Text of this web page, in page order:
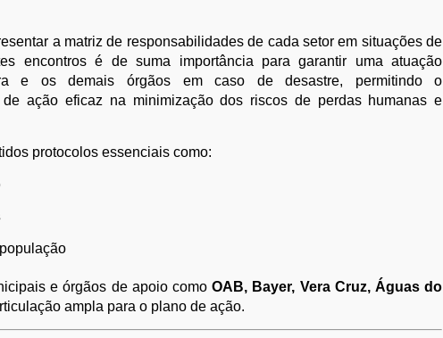
a matriz de responsabilidades de cada setor em situações de
encontros é de suma importância para garantir uma atuação
e os demais órgãos em caso de desastre, permitindo o
ação eficaz na minimização dos riscos de perdas humanas e
protocolos essenciais como:
e órgãos de apoio comoOAB, Bayer, Vera Cruz, Águas do
ampla para o plano de ação.